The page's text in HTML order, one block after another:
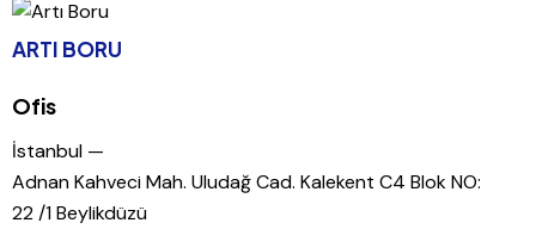
ARTI BORU
Ofis
İstanbul —
Adnan Kahveci Mah. Uludağ Cad. Kalekent C4 Blok NO:
22 /1 Beylikdüzü